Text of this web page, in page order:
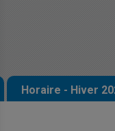
Horaire - Hiver